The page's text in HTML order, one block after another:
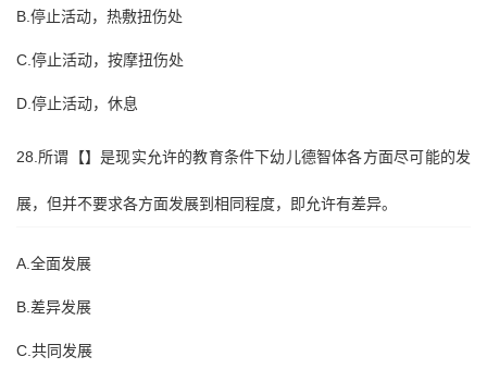
B.停止活动，热敷扭伤处
C.停止活动，按摩扭伤处
D.停止活动，休息
28.所谓【】是现实允许的教育条件下幼儿德智体各方面尽可能的发
展，但并不要求各方面发展到相同程度，即允许有差异。
A.全面发展
B.差异发展
C.共同发展